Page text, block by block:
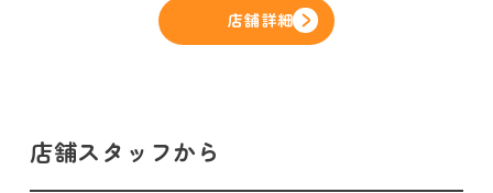
店舗詳細
店舗スタッフから